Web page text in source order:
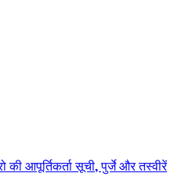
आपूर्तिकर्ता सूची, पुर्जे और तस्वीरें